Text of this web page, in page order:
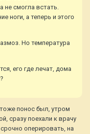
не смогла встать.
ноги, а теперь и этого
Но температура
его где лечат, дома
понос был, утром
сразу поехали к врачу
оперировать, на